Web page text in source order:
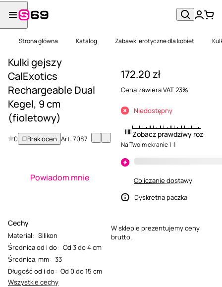
Strona główna Katalog Zabawki erotyczne dla kobiet
Kulki gejszy
CalExotics
Rechargeable Dual
Kegel, 9 cm
(fioletowy)
0 Brak ocen Art.7087
Powiadom mnie
Cechy
Materiał: Silikon
Średnica od i do: Od 3 do 4 cm
Średnica, mm: 33
Długość od i do: Od 0 do 15 cm
Wszystkie cechy
172.20 zł
Cena zawiera VAT 23%
Niedostępny
Zobacz prawdziwy rozmiar
Na Twoim ekranie 1:1
Obliczanie dostawy
Dyskretna paczka
W sklepie prezentujemy ceny
brutto.